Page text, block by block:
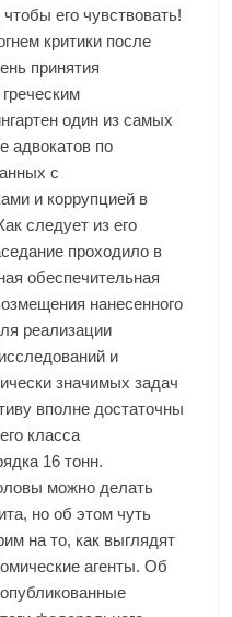
его чувствовать!
критики после
принятия
один из самых
адвокатов по
с
и коррупцией в
следует из его
проходило в
обеспечительная
нанесенного
реализации
и
значимых задач
вполне достаточны
класса
16 тонн.
можно делать
но об этом чуть
на то, как выглядят
агенты. Об